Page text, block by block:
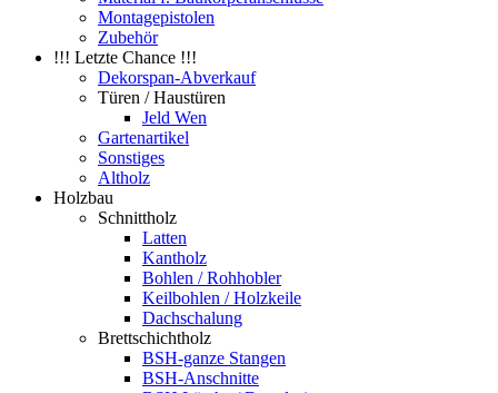
Montagepistolen
Zubehör
!!! Letzte Chance !!!
Dekorspan-Abverkauf
Türen / Haustüren
Jeld Wen
Gartenartikel
Sonstiges
Altholz
Holzbau
Schnittholz
Latten
Kantholz
Bohlen / Rohhobler
Keilbohlen / Holzkeile
Dachschalung
Brettschichtholz
BSH-ganze Stangen
BSH-Anschnitte